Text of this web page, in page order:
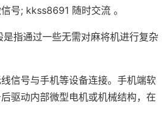
号; kkss8691 随时交流 。
指通过一些无需对麻将机进行复杂
信号与手机等设备连接。手机端软
驱动内部微型电机或机械结构，在